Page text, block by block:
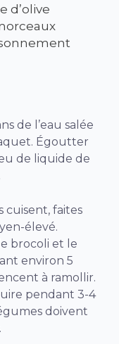
d’olive
de l’eau salée
Égoutter
de liquide de
cuisent, faites
élevé.
brocoli et le
environ 5
à ramollir.
pendant 3-4
doivent